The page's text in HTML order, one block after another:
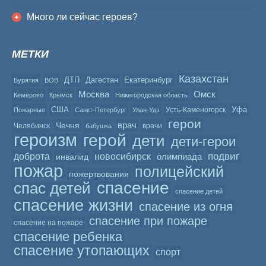
Много ли сейчас героев?
МЕТКИ
Бурятия ВОВ ДТП Дагестан Екатеринбург Казахстан
Кемерово Крымск Москва Нижегородская область Омск
Пожарные США Санкт-Петербург Улан-Удэ Усть-Каменогорск Уфа
Челябинск Чечня бабушка врач врачи герои
героизм герой дети дети-герои
доброта инвалид новосибирск олимпиада подвиг
пожар пожертвования
полицейский
спас детей спасение спасение детей
спасение жизни спасение из огня
спасение на пожаре спасение при пожаре
спасение ребенка
спасение утопающих
спорт